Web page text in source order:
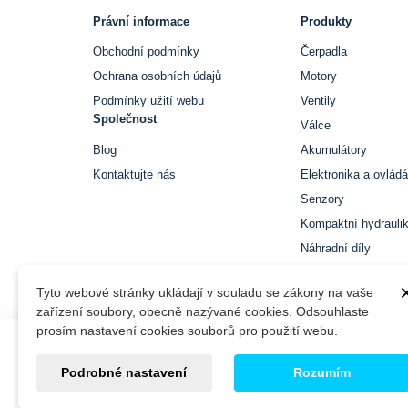
Právní informace
Obchodní podmínky
Ochrana osobních údajů
Podmínky užití webu
Společnost
Blog
Kontaktujte nás
Produkty
Čerpadla
Motory
Ventily
Válce
Akumulátory
Elektronika a
Senzory
Kompaktní
Náhradní díly
© 2026 Rexroth-Parts, inodo s.r.o. Všechna práva
Tyto webové stránky ukládají v souladu se zákony na vaše
zařízení soubory, obecně nazývané cookies. Odsouhlaste
prosím nastavení cookies souborů pro použití webu.
Podrobné nastavení Rozumím